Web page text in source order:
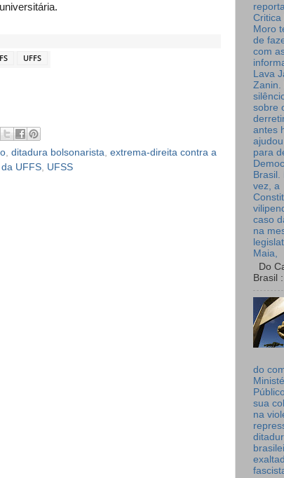
UFFS
ditadura bolsonarista extrema-direita contra a
UFFS UFSS
Critica
Moro
de
com
Lava
Zanin.
sobre
antes
para
Brasil.
vez, a
caso
na
Maia,
Do
Brasil :
do
sua
na